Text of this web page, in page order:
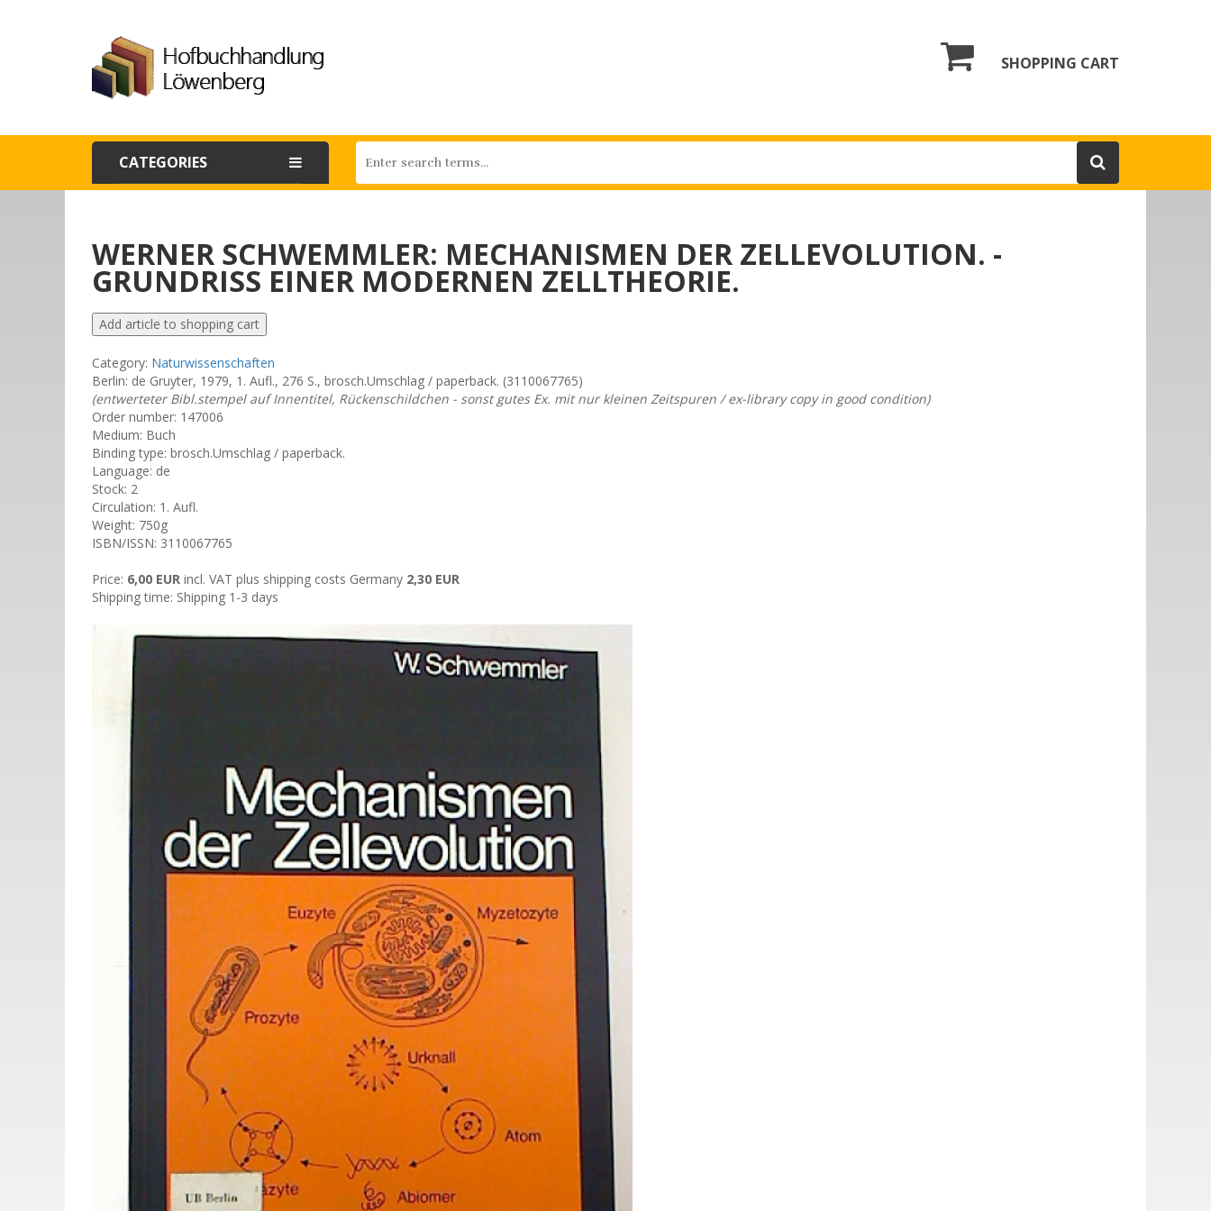
SHOPPING CART
CATEGORIES
WERNER SCHWEMMLER: MECHANISMEN DER ZELLEVOLUTION. -
GRUNDRISS EINER MODERNEN ZELLTHEORIE.
Category: Naturwissenschaften
Berlin: de Gruyter, 1979, 1. Aufl., 276 S., brosch.Umschlag / paperback. (3110067765)
(entwerteter Bibl.stempel auf Innentitel, Rückenschildchen - sonst gutes Ex. mit nur kleinen Zeitspuren / ex-library copy in good condition)
Order number: 147006
Medium: Buch
Binding type: brosch.Umschlag / paperback.
Language: de
Stock: 2
Circulation: 1. Aufl.
Weight: 750g
ISBN/ISSN: 3110067765
Price: 6,00 EUR incl. VAT plus shipping costs Germany 2,30 EUR
Shipping time: Shipping 1-3 days